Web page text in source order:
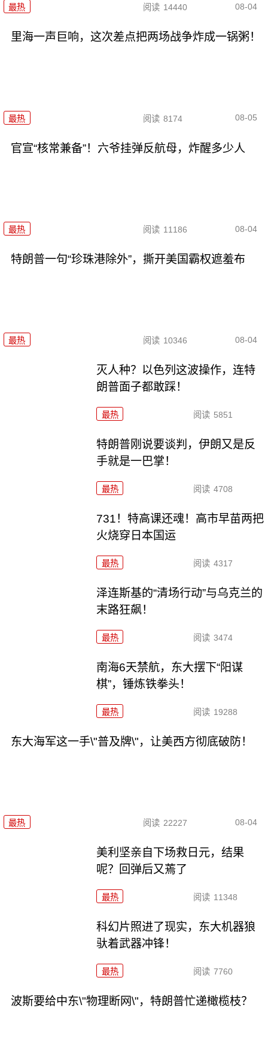
最热 阅读 14440 08-04
里海一声巨响，这次差点把两场战争炸成一锅粥！
最热 阅读 8174 08-05
官宣“核常兼备”！六爷挂弹反航母，炸醒多少人
最热 阅读 11186 08-04
特朗普一句“珍珠港除外”，撕开美国霸权遮羞布
最热 阅读 10346 08-04
灭人种？以色列这波操作，连特
朗普面子都敢踩！
最热 阅读 5851
特朗普刚说要谈判，伊朗又是反
手就是一巴掌！
最热 阅读 4708
731！特高课还魂！高市早苗两把
火烧穿日本国运
最热 阅读 4317
泽连斯基的“清场行动”与乌克兰的
末路狂飙！
最热 阅读 3474
南海6天禁航，东大摆下“阳谋
棋”，锤炼铁拳头！
最热 阅读 19288
东大海军这一手\"普及牌\"，让美西方彻底破防！
最热 阅读 22227 08-04
美利坚亲自下场救日元，结果
呢？回弹后又蔫了
最热 阅读 11348
科幻片照进了现实，东大机器狼
驮着武器冲锋！
最热 阅读 7760
波斯要给中东\"物理断网\"，特朗普忙递橄榄枝？